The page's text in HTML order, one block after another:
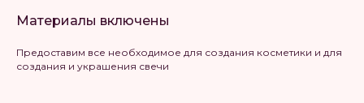
Материалы включены
Предоставим все необходимое для создания косметики и для
создания и украшения свечи